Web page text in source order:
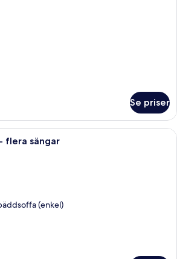
Se priser
Ett hotellrum med en stor säng, en
flera sängar
(enkel)